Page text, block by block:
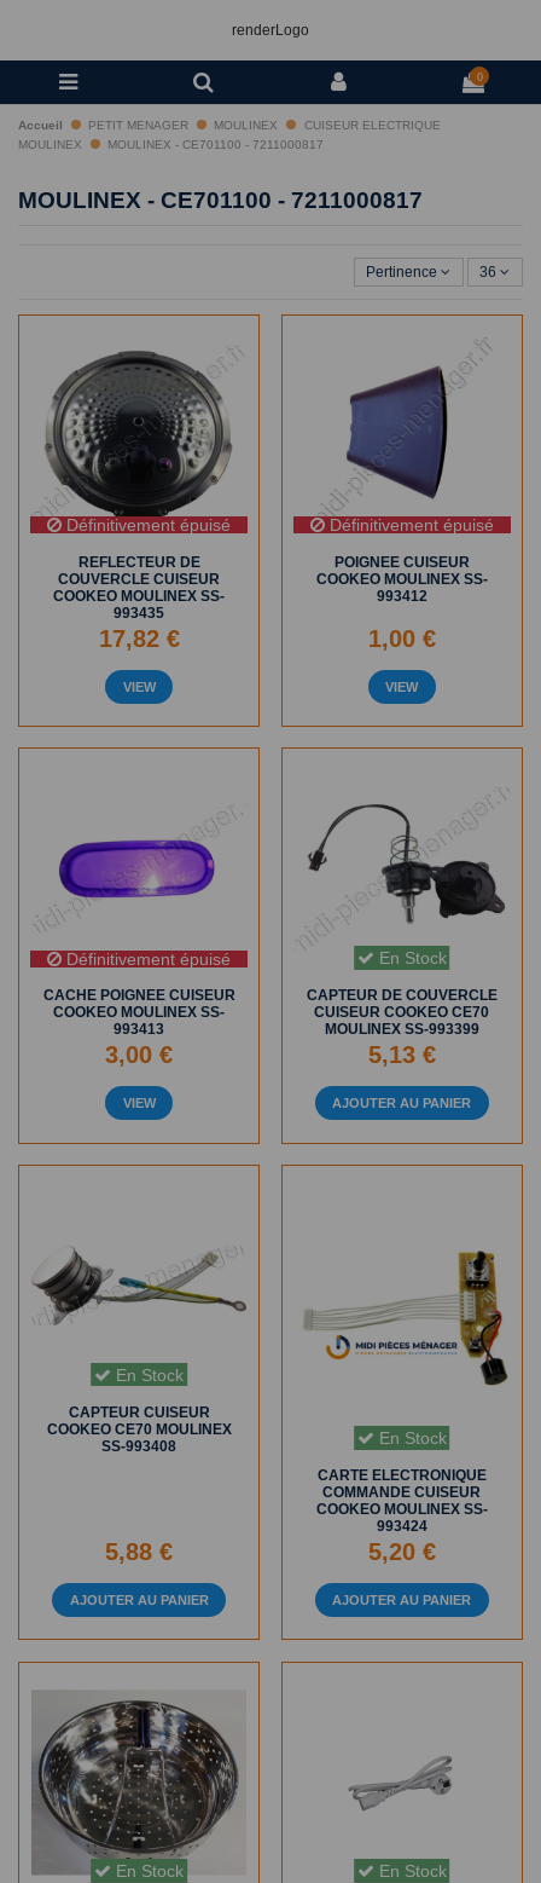
renderLogo
0
Accueil PETIT MENAGER MOULINEX
CUISEUR ELECTRIQUE
MOULINEX
MOULINEX - CE701100 - 7211000817
MOULINEX - CE701100 - 7211000817
Pertinence 36
Définitivement épuisé
REFLECTEUR DE
COUVERCLE CUISEUR
COOKEO MOULINEX SS-
993435
17,82 €
VIEW
Définitivement épuisé
POIGNEE CUISEUR
COOKEO MOULINEX SS-
993412
1,00 €
VIEW
Définitivement épuisé
CACHE POIGNEE CUISEUR
COOKEO MOULINEX SS-
993413
3,00 €
VIEW
En Stock
CAPTEUR DE COUVERCLE
CUISEUR COOKEO CE70
MOULINEX SS-993399
5,13 €
AJOUTER AU PANIER
En Stock
CAPTEUR CUISEUR
COOKEO CE70 MOULINEX
SS-993408
5,88 €
AJOUTER AU PANIER
En Stock
CARTE ELECTRONIQUE
COMMANDE CUISEUR
COOKEO MOULINEX SS-
993424
5,20 €
AJOUTER AU PANIER
En Stock En Stock